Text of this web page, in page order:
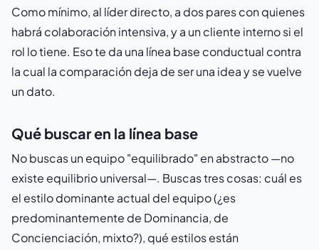
Como mínimo, al líder directo, a dos pares con quienes
habrá colaboración intensiva, y a un cliente interno si el
rol lo tiene. Eso te da una línea base conductual contra
la cual la comparación deja de ser una idea y se vuelve
un dato.
Qué buscar en la línea base
No buscas un equipo "equilibrado" en abstracto —no
existe equilibrio universal—. Buscas tres cosas: cuál es
el estilo dominante actual del equipo (¿es
predominantemente de Dominancia, de
Concienciación, mixto?), qué estilos están